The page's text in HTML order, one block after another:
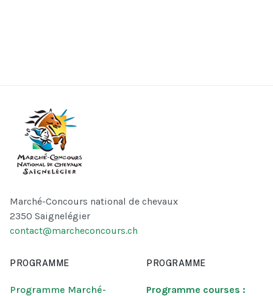
Marché-Concours national de chevaux
2350 Saignelégier
contact@marcheconcours.ch
PROGRAMME
Programme Marché-
PROGRAMME
Programme courses :